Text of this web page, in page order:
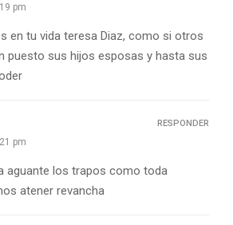
pm
en tu vida teresa Diaz, como si otros
puesto sus hijos esposas y hasta sus
pm
aguante los trapos como toda
atener revancha
RESPONDER